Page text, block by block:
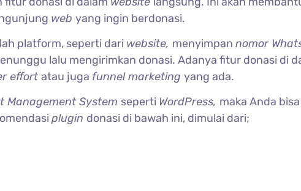
web yang ingin berdonasi.
platform, seperti dari website, menyimpan nomor
lalu mengirimkan donasi. Adanya fitur donasi di
effort atau juga funnel marketing yang ada.
Management System seperti WordPress, maka Anda bisa
plugin donasi di bawah ini, dimulai dari;